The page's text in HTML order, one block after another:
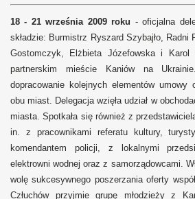
18 - 21 września 2009 roku - oficjalna
składzie: Burmistrz Ryszard Szybajło, Radni
Gostomczyk, Elżbieta Józefowska i Karol
partnerskim mieście Kaniów na
dopracowanie kolejnych elementów umowy
obu miast. Delegacja wzięła udział w
miasta. Spotkała się również z
in. z pracownikami referatu kultury,
komendantem policji, z lokalnymi
elektrowni wodnej oraz z samorządowcami.
wolę sukcesywnego poszerzania oferty
Człuchów przyjmie grupę młodzieży z